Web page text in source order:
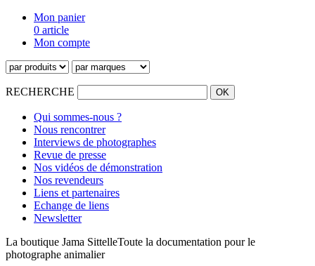
Mon panier
0 article
Mon compte
RECHERCHE
Qui sommes-nous ?
Nous rencontrer
Interviews de photographes
Revue de presse
Nos vidéos de démonstration
Nos revendeurs
Liens et partenaires
Echange de liens
Newsletter
La boutique Jama SittelleToute la documentation pour le
photographe animalier